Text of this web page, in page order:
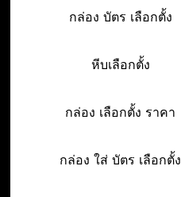
กล่อง บัตร เลือกตั้ง
หีบเลือกตั้ง
กล่อง เลือกตั้ง ราคา
กล่อง ใส่ บัตร เลือกตั้ง